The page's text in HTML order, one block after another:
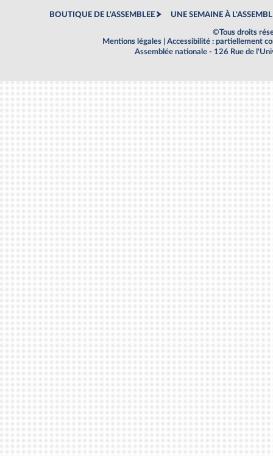
BOUTIQUE DE L'ASSEMBLEE UNE SEMAINE À
©Tous droits
Mentions légales
Accessibilité : partiellement
Assemblée nationale - 126 Rue de